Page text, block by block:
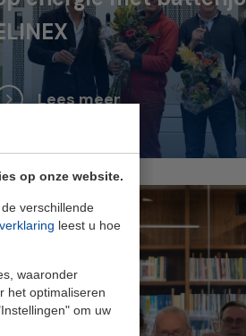
op onze website.
verschillende
leest u hoe
waaronder
het optimaliseren
om uw
Lees meer